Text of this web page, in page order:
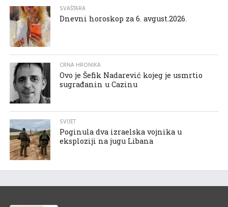
SVAŠTARA
Dnevni horoskop za 6. avgust.2026.
CRNA HRONIKA
Ovo je Šefik Nadarević kojeg je usmrtio
sugrađanin u Cazinu
SVIJET
Poginula dva izraelska vojnika u
eksploziji na jugu Libana